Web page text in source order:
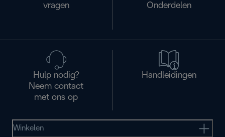
vragen
Onderdelen
Hulp nodig?
Neem contact
met ons op
Handleidingen
Winkelen